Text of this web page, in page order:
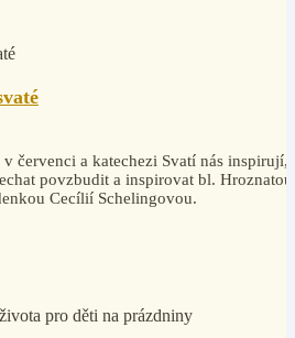
červenci a katechezi Svatí nás inspirují,
povzbudit a inspirovat bl.
Cecílií Schelingovou.